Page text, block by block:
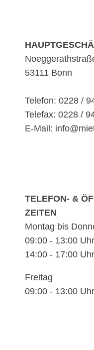
53111 Bonn
Telefon: 0228 /
Telefax: 0228 /
E-Mail:
TELEFON- &
ZEITEN
Montag bis
09:00 - 13:00
14:00 - 17:00 Uhr
Freitag
09:00 - 13:00 Uhr